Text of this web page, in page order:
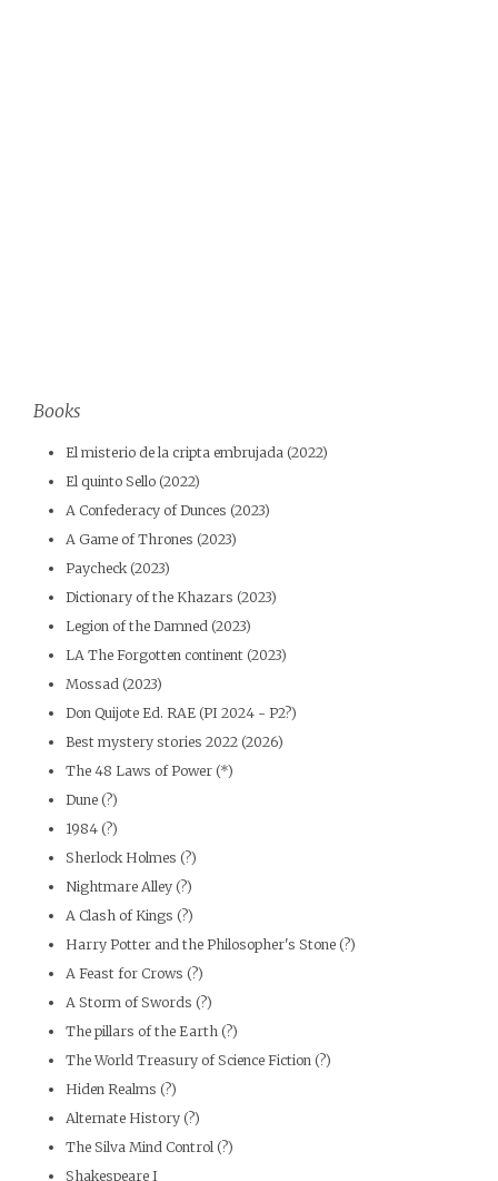
Books
El misterio de la cripta embrujada (2022)
El quinto Sello (2022)
A Confederacy of Dunces (2023)
A Game of Thrones (2023)
Paycheck (2023)
Dictionary of the Khazars (2023)
Legion of the Damned (2023)
LA The Forgotten continent (2023)
Mossad (2023)
Don Quijote Ed. RAE (PI 2024 - P2?)
Best mystery stories 2022 (2026)
The 48 Laws of Power (*)
Dune (?)
1984 (?)
Sherlock Holmes (?)
Nightmare Alley (?)
A Clash of Kings (?)
Harry Potter and the Philosopher's Stone (?)
A Feast for Crows (?)
A Storm of Swords (?)
The pillars of the Earth (?)
The World Treasury of Science Fiction (?)
Hiden Realms (?)
Alternate History (?)
The Silva Mind Control (?)
Shakespeare I